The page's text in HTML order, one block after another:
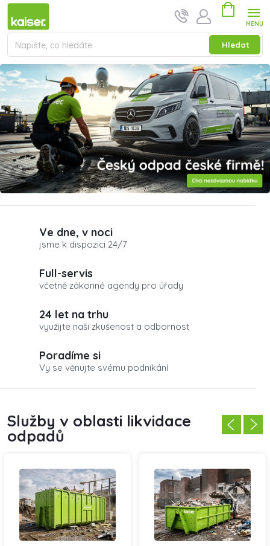
Přejít na obsah
Hledat
Nákupní
Odpady likvidujeme
Ve dne, v noci
jsme k dispozici 24/7
Full-servis
včetně zákonné agendy pro úřady
24 let na trhu
využijte naši zkušenost a odbornost
Poradíme si
Vy se věnujte svému podnikání
Služby v oblasti likvidace
odpadů